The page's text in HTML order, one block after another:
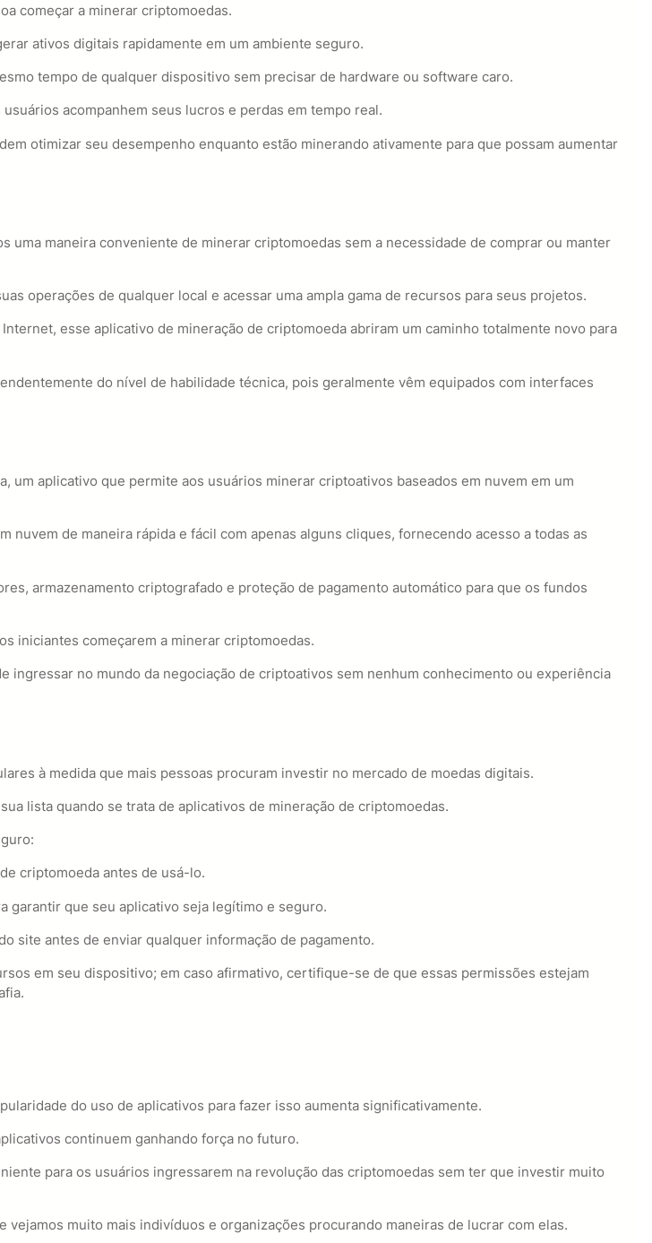
começar a minerar criptomoedas.
ativos digitais rapidamente em um ambiente seguro.
tempo de qualquer dispositivo sem precisar de hardware ou software caro.
acompanhem seus lucros e perdas em tempo real.
otimizar seu desempenho enquanto estão minerando ativamente para que possam aumentar
maneira conveniente de minerar criptomoedas sem a necessidade de comprar ou manter
operações de qualquer local e acessar uma ampla gama de recursos para seus projetos.
esse aplicativo de mineração de criptomoeda abriram um caminho totalmente novo para
do nível de habilidade técnica, pois geralmente vêm equipados com interfaces
um aplicativo que permite aos usuários minerar criptoativos baseados em nuvem em um
de maneira rápida e fácil com apenas alguns cliques, fornecendo acesso a todas as
armazenamento criptografado e proteção de pagamento automático para que os fundos
iniciantes começarem a minerar criptomoedas.
no mundo da negociação de criptoativos sem nenhum conhecimento ou experiência
à medida que mais pessoas procuram investir no mercado de moedas digitais.
lista quando se trata de aplicativos de mineração de criptomoedas.
criptomoeda antes de usá-lo.
garantir que seu aplicativo seja legítimo e seguro.
site antes de enviar qualquer informação de pagamento.
em seu dispositivo; em caso afirmativo, certifique-se de que essas permissões estejam
do uso de aplicativos para fazer isso aumenta significativamente.
continuem ganhando força no futuro.
para os usuários ingressarem na revolução das criptomoedas sem ter que investir muito
muito mais indivíduos e organizações procurando maneiras de lucrar com elas.